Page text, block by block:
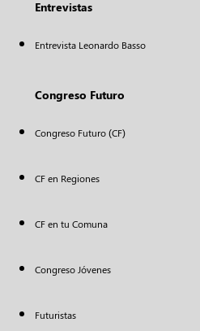
Entrevistas
Entrevista Leonardo Basso
Congreso Futuro
Congreso Futuro (CF)
CF en Regiones
CF en tu Comuna
Congreso Jóvenes
Futuristas